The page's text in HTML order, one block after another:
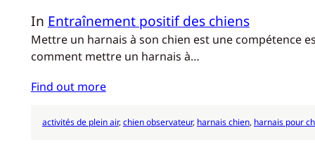
In Entraînement positif des chiens
Mettre un harnais à son chien est une compétence
comment mettre un harnais à…
Find out more
activités de plein air, chien observateur, harnais chien, harnais pour